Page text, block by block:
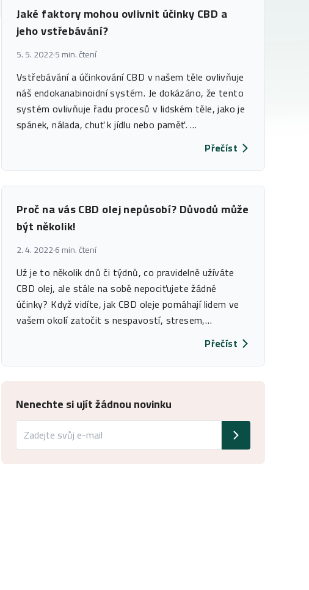
Jaké faktory mohou ovlivnit účinky CBD a
jeho vstřebávání?
5. 5. 2022·5 min. čtení
Vstřebávání a účinkování CBD v našem těle ovlivňuje
náš endokanabinoidní systém. Je dokázáno, že tento
systém ovlivňuje řadu procesů v lidském těle, jako je
spánek, nálada, chuť k jídlu nebo paměť. …
Přečíst
Proč na vás CBD olej nepůsobí? Důvodů může
být několik!
2. 4. 2022·6 min. čtení
Už je to několik dnů či týdnů, co pravidelně užíváte
CBD olej, ale stále na sobě nepociťujete žádné
účinky? Když vidíte, jak CBD oleje pomáhají lidem ve
vašem okolí zatočit s nespavostí, stresem,…
Přečíst
Nenechte si ujít žádnou novinku